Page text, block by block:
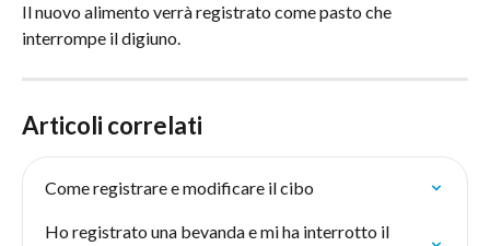
Il nuovo alimento verrà registrato come pasto che
interrompe il digiuno.
Articoli correlati
Come registrare e modificare il cibo
Ho registrato una bevanda e mi ha interrotto il